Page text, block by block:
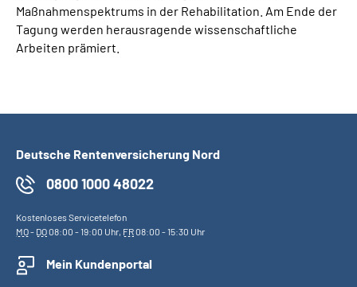
Maßnahmenspektrums in der Rehabilitation. Am Ende der
Tagung werden herausragende wissenschaftliche
Arbeiten prämiert.
Deutsche Rentenversicherung Nord
0800 1000 48022
Kostenloses Servicetelefon
MO- DO08:00 - 19:00 Uhr, FR08:00 - 15:30 Uhr
Mein Kundenportal